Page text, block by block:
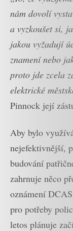
nám dovolí
a vyzkoušet si,
jakou vyžadují
znamení nebo
proto jde zcela
elektrické
Pinnock její
Aby bylo
nejefektivnější,
budování
zahrnuje něco
oznámení
pro potřeby
letos plánuje